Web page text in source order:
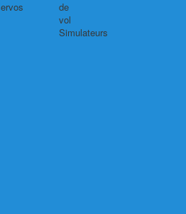
de
vol
Simulateurs